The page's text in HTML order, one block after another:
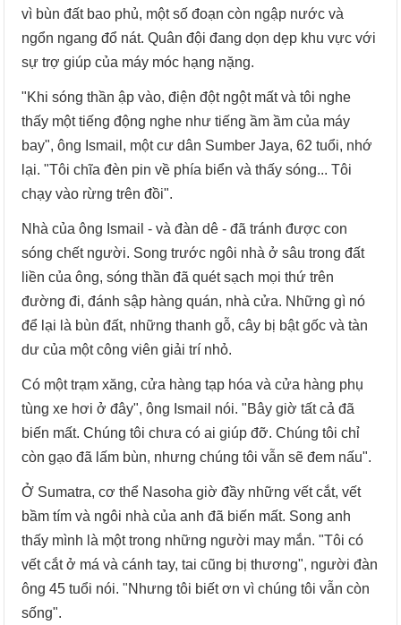
vì bùn đất bao phủ, một số đoạn còn ngập nước và
ngổn ngang đổ nát. Quân đội đang dọn dẹp khu vực với
sự trợ giúp của máy móc hạng nặng.
"Khi sóng thần ập vào, điện đột ngột mất và tôi nghe
thấy một tiếng động nghe như tiếng ầm ầm của máy
bay", ông Ismail, một cư dân Sumber Jaya, 62 tuổi, nhớ
lại. "Tôi chĩa đèn pin về phía biển và thấy sóng... Tôi
chạy vào rừng trên đồi".
Nhà của ông Ismail - và đàn dê - đã tránh được con
sóng chết người. Song trước ngôi nhà ở sâu trong đất
liền của ông, sóng thần đã quét sạch mọi thứ trên
đường đi, đánh sập hàng quán, nhà cửa. Những gì nó
để lại là bùn đất, những thanh gỗ, cây bị bật gốc và tàn
dư của một công viên giải trí nhỏ.
Có một trạm xăng, cửa hàng tạp hóa và cửa hàng phụ
tùng xe hơi ở đây", ông Ismail nói. "Bây giờ tất cả đã
biến mất. Chúng tôi chưa có ai giúp đỡ. Chúng tôi chỉ
còn gạo đã lấm bùn, nhưng chúng tôi vẫn sẽ đem nấu".
Ở Sumatra, cơ thể Nasoha giờ đầy những vết cắt, vết
bầm tím và ngôi nhà của anh đã biến mất. Song anh
thấy mình là một trong những người may mắn. "Tôi có
vết cắt ở má và cánh tay, tai cũng bị thương", người đàn
ông 45 tuổi nói. "Nhưng tôi biết ơn vì chúng tôi vẫn còn
sống".